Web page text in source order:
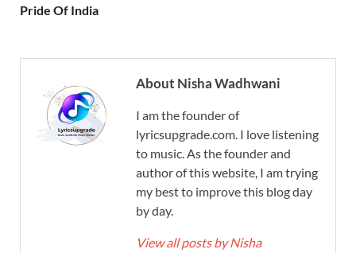
Pride Of India
About Nisha Wadhwani
I am the founder of
lyricsupgrade.com. I love listening
to music. As the founder and
author of this website, I am trying
my best to improve this blog day
by day.
View all posts by Nisha